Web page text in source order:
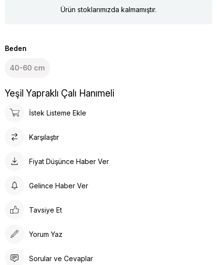
Ürün stoklarımızda kalmamıştır.
Beden
40-60 cm
Yeşil Yapraklı Çalı Hanımeli
İstek Listeme Ekle
Karşılaştır
Fiyat Düşünce Haber Ver
Gelince Haber Ver
Tavsiye Et
Yorum Yaz
Sorular ve Cevaplar